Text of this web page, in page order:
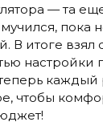
— та
пока
В итоге взял
настройки
каждый
чтобы